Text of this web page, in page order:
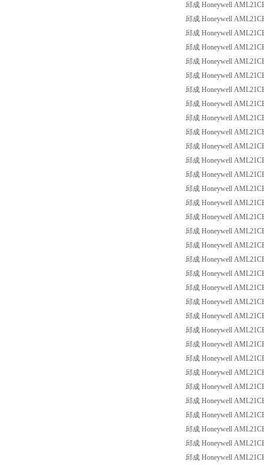
邱成 Honeywell
邱成 Honeywell
邱成 Honeywell
邱成 Honeywell
邱成 Honeywell
邱成 Honeywell
邱成 Honeywell
邱成 Honeywell
邱成 Honeywell
邱成 Honeywell
邱成 Honeywell
邱成 Honeywell
邱成 Honeywell
邱成 Honeywell
邱成 Honeywell
邱成 Honeywell
邱成 Honeywell
邱成 Honeywell
邱成 Honeywell
邱成 Honeywell
邱成 Honeywell
邱成 Honeywell
邱成 Honeywell
邱成 Honeywell
邱成 Honeywell
邱成 Honeywell
邱成 Honeywell
邱成 Honeywell
邱成 Honeywell
邱成 Honeywell
邱成 Honeywell
邱成 Honeywell
邱成 Honeywell